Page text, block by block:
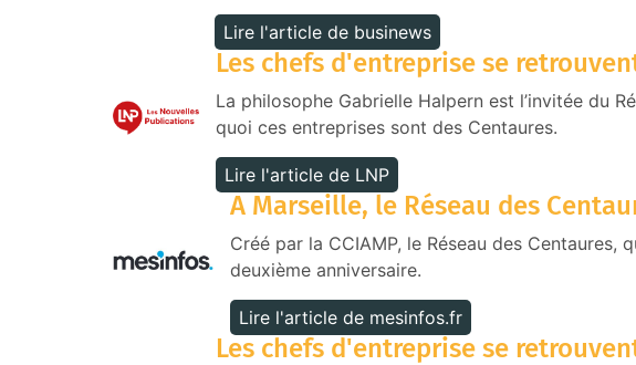
Lire l'article de businews
Les chefs d'entreprise se
La philosophe Gabrielle Halpern est l’invitée du
quoi ces entreprises sont des Centaures.
Lire l'article de LNP
A Marseille, le Réseau des
Créé par la CCIAMP, le Réseau des
deuxième anniversaire.
Lire l'article de mesinfos.fr
Les chefs d'entreprise se